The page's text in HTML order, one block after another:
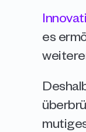
es